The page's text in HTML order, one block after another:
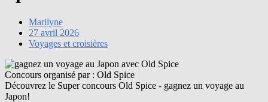
Marilyne
27 avril 2026
Voyages et croisières
Concours organisé par : Old Spice
Découvrez le Super concours Old Spice - gagnez un voyage au
Japon!